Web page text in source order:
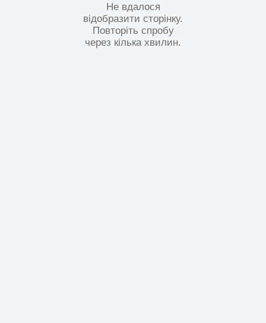
Не вдалося
відобразити сторінку.
Повторіть спробу
через кілька хвилин.